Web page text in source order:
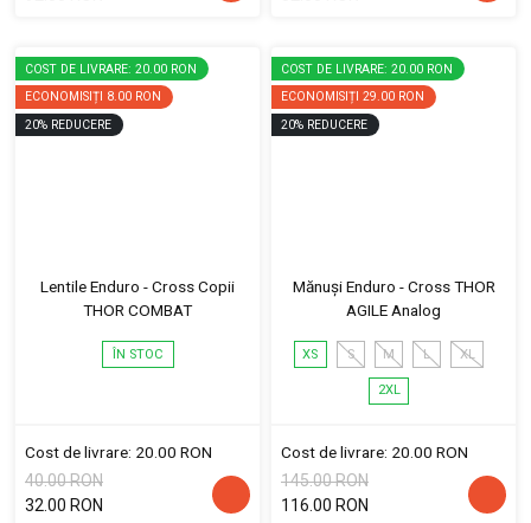
COST DE LIVRARE: 20.00 RON
ECONOMISIȚI 8.00 RON
20% REDUCERE
Lentile Enduro - Cross Copii
THOR COMBAT
ÎN STOC
Cost de livrare: 20.00 RON
40.00 RON
32.00 RON
COST DE LIVRARE: 20.00 RON
ECONOMISIȚI 29.00 RON
20% REDUCERE
Mănuși Enduro - Cross THOR
AGILE Analog
XS S M L XL
2XL
Cost de livrare: 20.00 RON
145.00 RON
116.00 RON